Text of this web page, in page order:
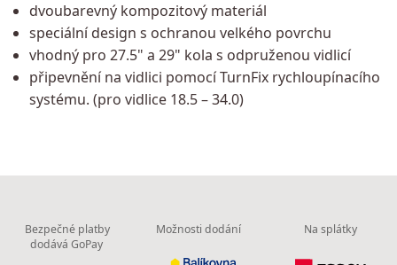
dvoubarevný kompozitový materiál
speciální design s ochranou velkého povrchu
vhodný pro 27.5" a 29" kola s odpruženou vidlicí
připevnění na vidlici pomocí TurnFix rychloupínacího
systému. (pro vidlice 18.5 – 34.0)
Bezpečné platby
dodává GoPay
Možnosti dodání Na splátky